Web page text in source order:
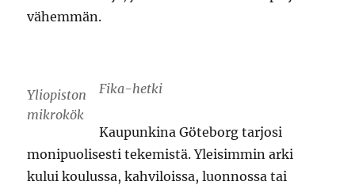
vähemmän.
Yliopiston
mikrokök
Fika-hetki
Kaupunkina Göteborg tarjosi
monipuolisesti tekemistä. Yleisimmin arki
kului koulussa, kahviloissa, luonnossa tai